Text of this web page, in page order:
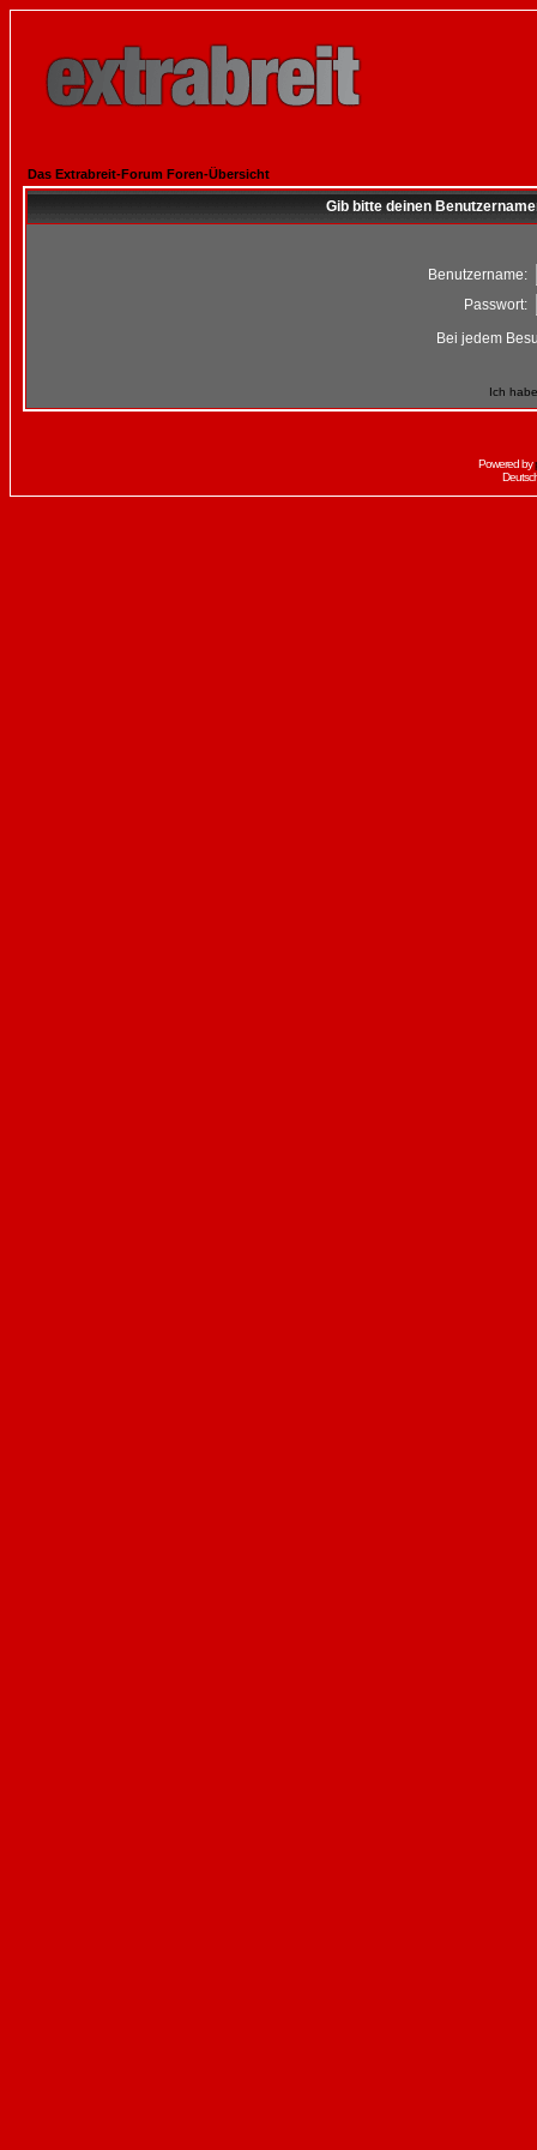
Das Extrabreit-Forum Foren-Übersicht
Gib bitte deinen
Benutzername:
Passwort:
Bei jedem
Ich
Powered by